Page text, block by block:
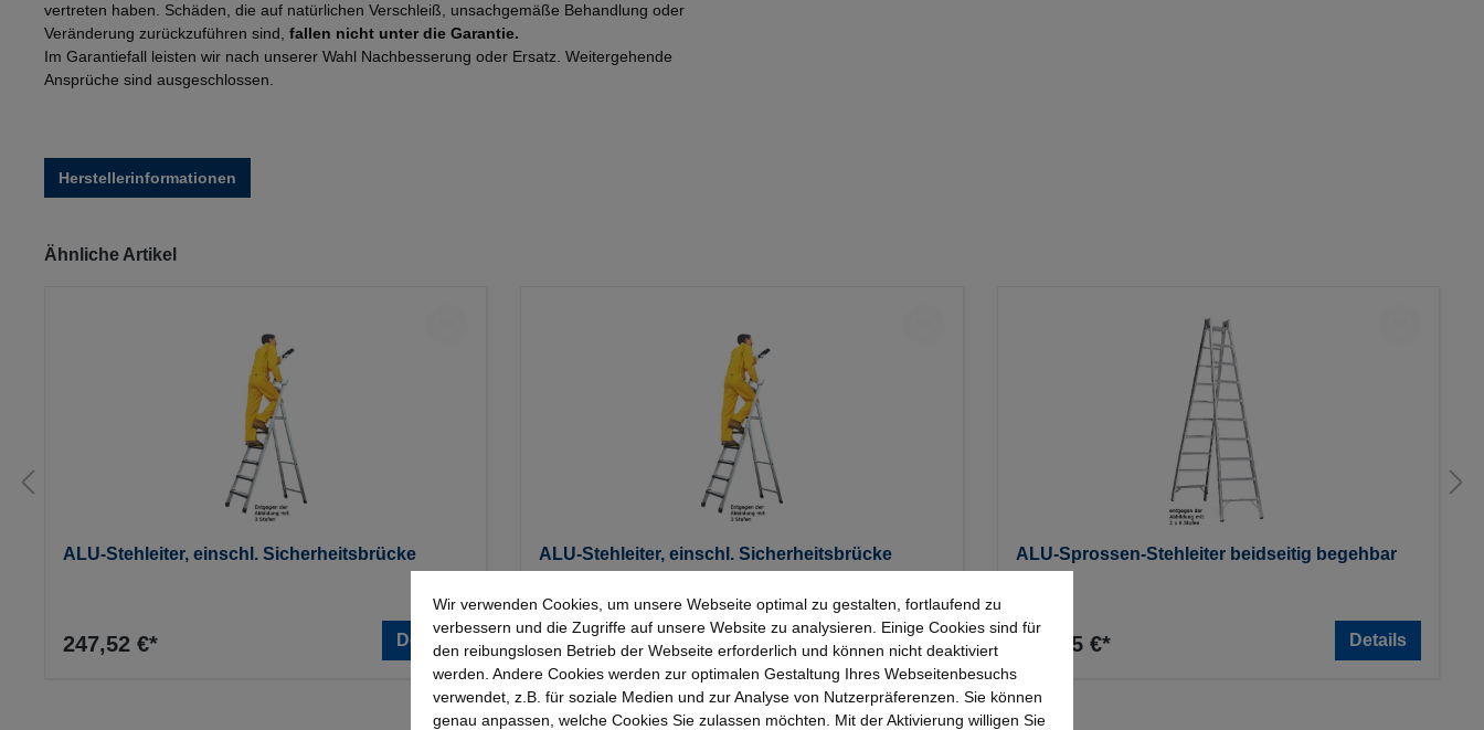
vertreten haben. Schäden, die auf natürlichen Verschleiß, unsachgemäße Behandlung oder
Veränderung zurückzuführen sind, fallen nicht unter die Garantie.
Im Garantiefall leisten wir nach unserer Wahl Nachbesserung oder Ersatz. Weitergehende
Ansprüche sind ausgeschlossen.
Herstellerinformationen
Produktgalerie überspringen
Ähnliche Artikel
ALU-Stehleiter, einschl. Sicherheitsbrücke
247,52 €* Details
ALU-Stehleiter, einschl. Sicherheitsbrücke
262,99 €*
ALU-Sprossen-Stehleiter beidseitig begehbar
279,65 €* Details
Wir verwenden Cookies, um unsere Webseite optimal zu gestalten, fortlaufend zu
verbessern und die Zugriffe auf unsere Website zu analysieren. Einige Cookies sind für
den reibungslosen Betrieb der Webseite erforderlich und können nicht deaktiviert
werden. Andere Cookies werden zur optimalen Gestaltung Ihres Webseitenbesuchs
verwendet, z.B. für soziale Medien und zur Analyse von Nutzerpräferenzen. Sie können
genau anpassen, welche Cookies Sie zulassen möchten. Mit der Aktivierung willigen Sie